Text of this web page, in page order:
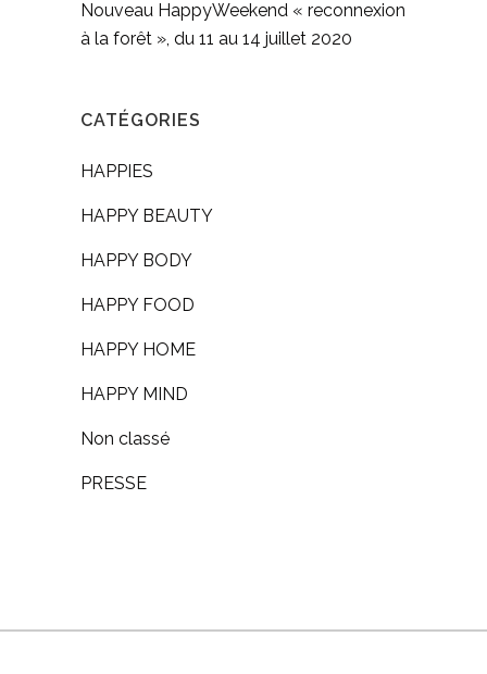
Nouveau HappyWeekend « reconnexion
à la forêt », du 11 au 14 juillet 2020
CATÉGORIES
HAPPIES
HAPPY BEAUTY
HAPPY BODY
HAPPY FOOD
HAPPY HOME
HAPPY MIND
Non classé
PRESSE